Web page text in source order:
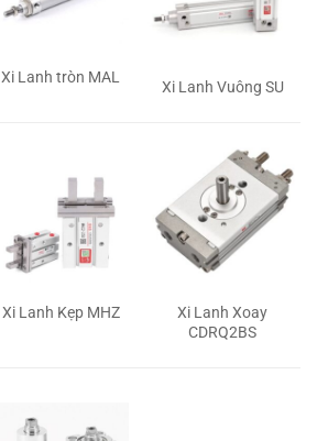
Xi Lanh tròn MAL
Xi Lanh Vuông SU
Xi Lanh Kẹp MHZ
Xi Lanh Xoay
CDRQ2BS